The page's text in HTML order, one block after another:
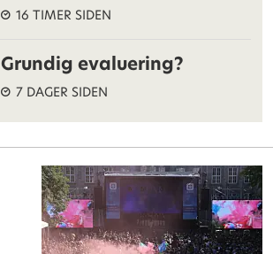
16 TIMER SIDEN
Grundig evaluering?
7 DAGER SIDEN